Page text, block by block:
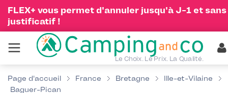
FLEX+ vous permet d'annuler jusqu'à J-1 et sans
justificatif !
Le Choix. Le Prix. La Qualité.
Page d'accueil France Bretagne
Ille-et-Vilaine
Baguer-Pican